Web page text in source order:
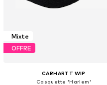
Mixte
OFFRE
CARHARTT WIP
Casquette 'Harlem'